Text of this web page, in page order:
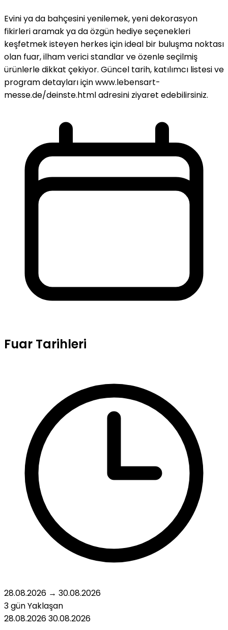
Evini ya da bahçesini yenilemek, yeni dekorasyon
fikirleri aramak ya da özgün hediye seçenekleri
keşfetmek isteyen herkes için ideal bir buluşma noktası
olan fuar, ilham verici standlar ve özenle seçilmiş
ürünlerle dikkat çekiyor. Güncel tarih, katılımcı listesi ve
program detayları için www.lebensart-
messe.de/deinste.html adresini ziyaret edebilirsiniz.
Fuar Tarihleri
28.08.2026 → 30.08.2026
3 günYaklaşan
28.08.202630.08.2026